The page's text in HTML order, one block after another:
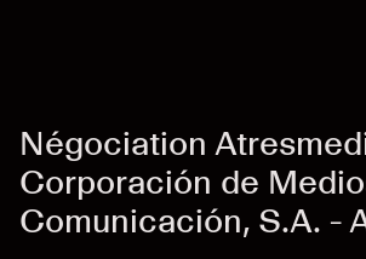
Négociation
Corporación de
Comunicación, S.A. -